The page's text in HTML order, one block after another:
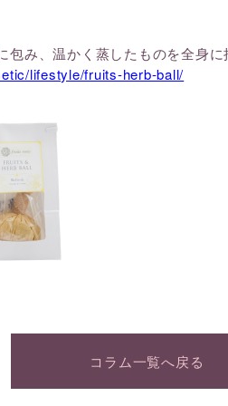
包み、温かく蒸したものを全身
lifestyle/fruits-herb-ball/
コラム一覧へ戻る